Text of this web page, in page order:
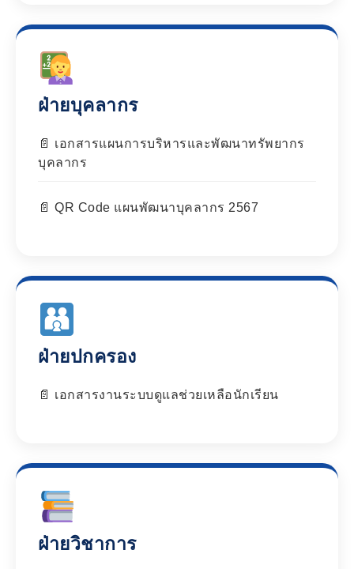
ฝ่ายบุคลากร
เอกสารแผนการบริหารและพัฒนาทรัพยากร
บุคลากร
QR Code แผนพัฒนาบุคลากร 2567
ฝ่ายปกครอง
เอกสารงานระบบดูแลช่วยเหลือนักเรียน
ฝ่ายวิชาการ